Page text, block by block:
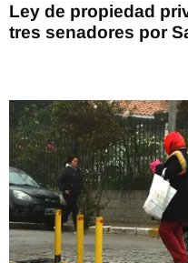
Ley de propiedad
tres senadores por